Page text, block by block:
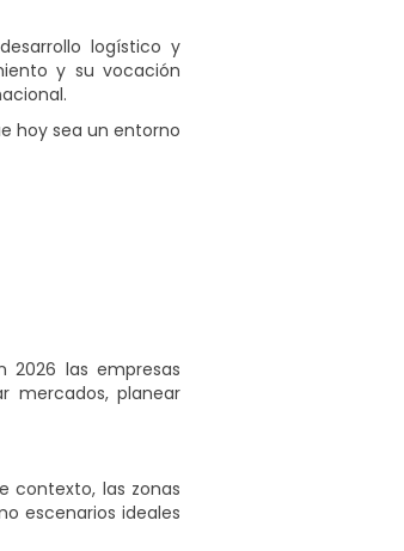
logístico y
y su vocación
hoy sea un entorno
2026 las empresas
mercados, planear
contexto, las zonas
escenarios ideales